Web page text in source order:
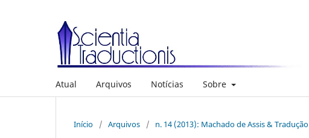
Atual Arquivos Notícias Sobre
Início / Arquivos / n. 14 (2013): Machado de Assis & Tradução